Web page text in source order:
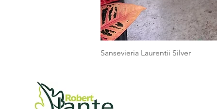
Sansevieria Laurentii Silver